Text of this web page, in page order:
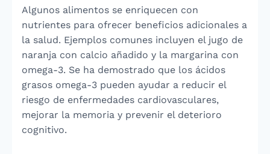
Algunos alimentos se enriquecen con
nutrientes para ofrecer beneficios adicionales a
la salud. Ejemplos comunes incluyen el jugo de
naranja con calcio añadido y la margarina con
omega-3. Se ha demostrado que los ácidos
grasos omega-3 pueden ayudar a reducir el
riesgo de enfermedades cardiovasculares,
mejorar la memoria y prevenir el deterioro
cognitivo.